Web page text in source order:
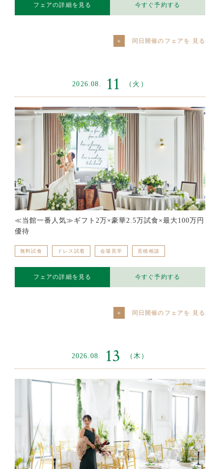
フェアの詳細を見る 今すぐ予約する
同日開催のフェアを
2026.08. 11 （火）
≪当館一番人気≫ギフト2万×豪華2.5万試食×最大100万円
優待
無料試食 ドレス試着 会場見学 見積相談
フェアの詳細を見る 今すぐ予約する
同日開催のフェアを
2026.08. 13 （木）